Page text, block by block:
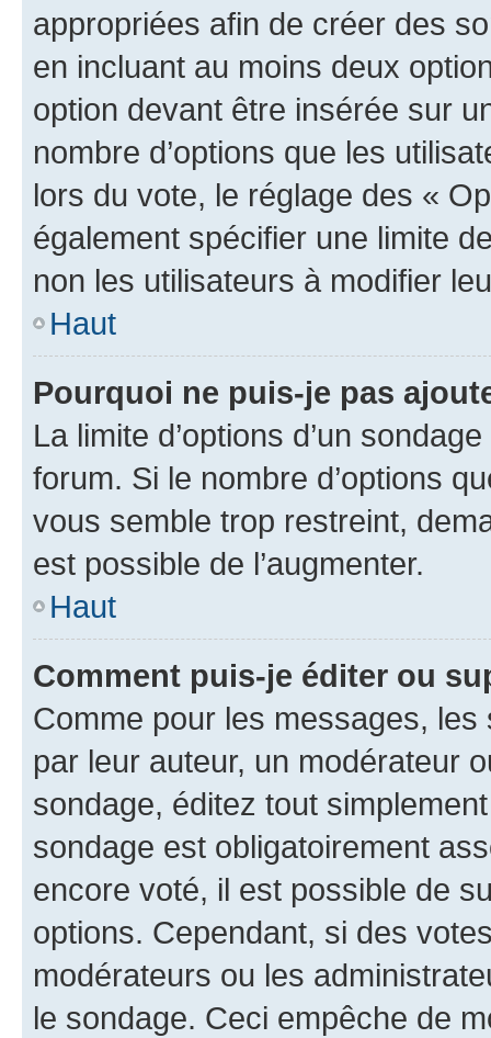
appropriées afin de créer des
en incluant au moins deux
option devant être insérée sur
nombre d’options que les
lors du vote, le réglage des «
également spécifier une limite
non les utilisateurs à modifier
Haut
Pourquoi ne puis-je pas
La limite d’options d’un
forum. Si le nombre d’options
vous semble trop restreint,
est possible de l’augmenter.
Haut
Comment puis-je éditer ou
Comme pour les messages,
par leur auteur, un modérateur
sondage, éditez tout
sondage est obligatoirement
encore voté, il est possible de
options. Cependant, si des
modérateurs ou les
le sondage. Ceci empêche de